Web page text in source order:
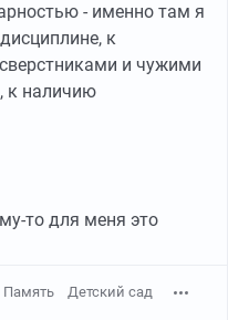
- именно там я
к
и чужими
к наличию
то для меня это
Память Детский сад